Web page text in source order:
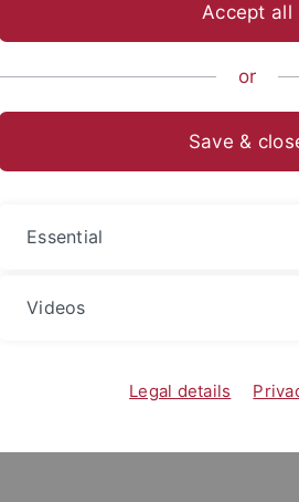
- Archiv
Nutzungsrecht des
2022 ausgelaufen. Seit heute
sollten, bitten wir Sie bis zur
Accept all
or
Save &
Essential
Videos
Legal details